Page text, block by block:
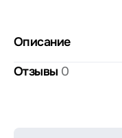
Описание
Отзывы 0